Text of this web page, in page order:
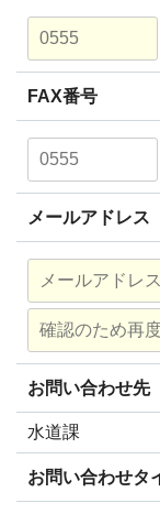
FAX番号
メールアドレス
お問い合わせ先
水道課
お問い合わせタ